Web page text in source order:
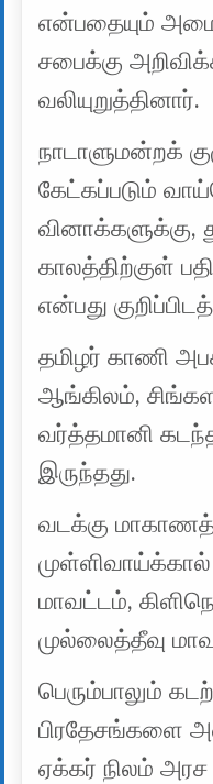
என்பதையும்
சபைக்கு
வலியுறுத்தினார்.
நாடாளுமன்றக்
கேட்கப்படும்
வினாக்களுக்கு,
காலத்திற்குள்
என்பது
தமிழர் காணி
ஆங்கிலம்,
வர்த்தமானி
இருந்தது.
வடக்கு
மாவட்டம்,
முல்லைத்தீவு
பெரும்பாலும்
பிரதேசங்களை
ஏக்கர் நிலம் அரச